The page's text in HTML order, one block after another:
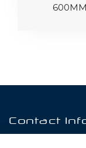
600MM
Contact